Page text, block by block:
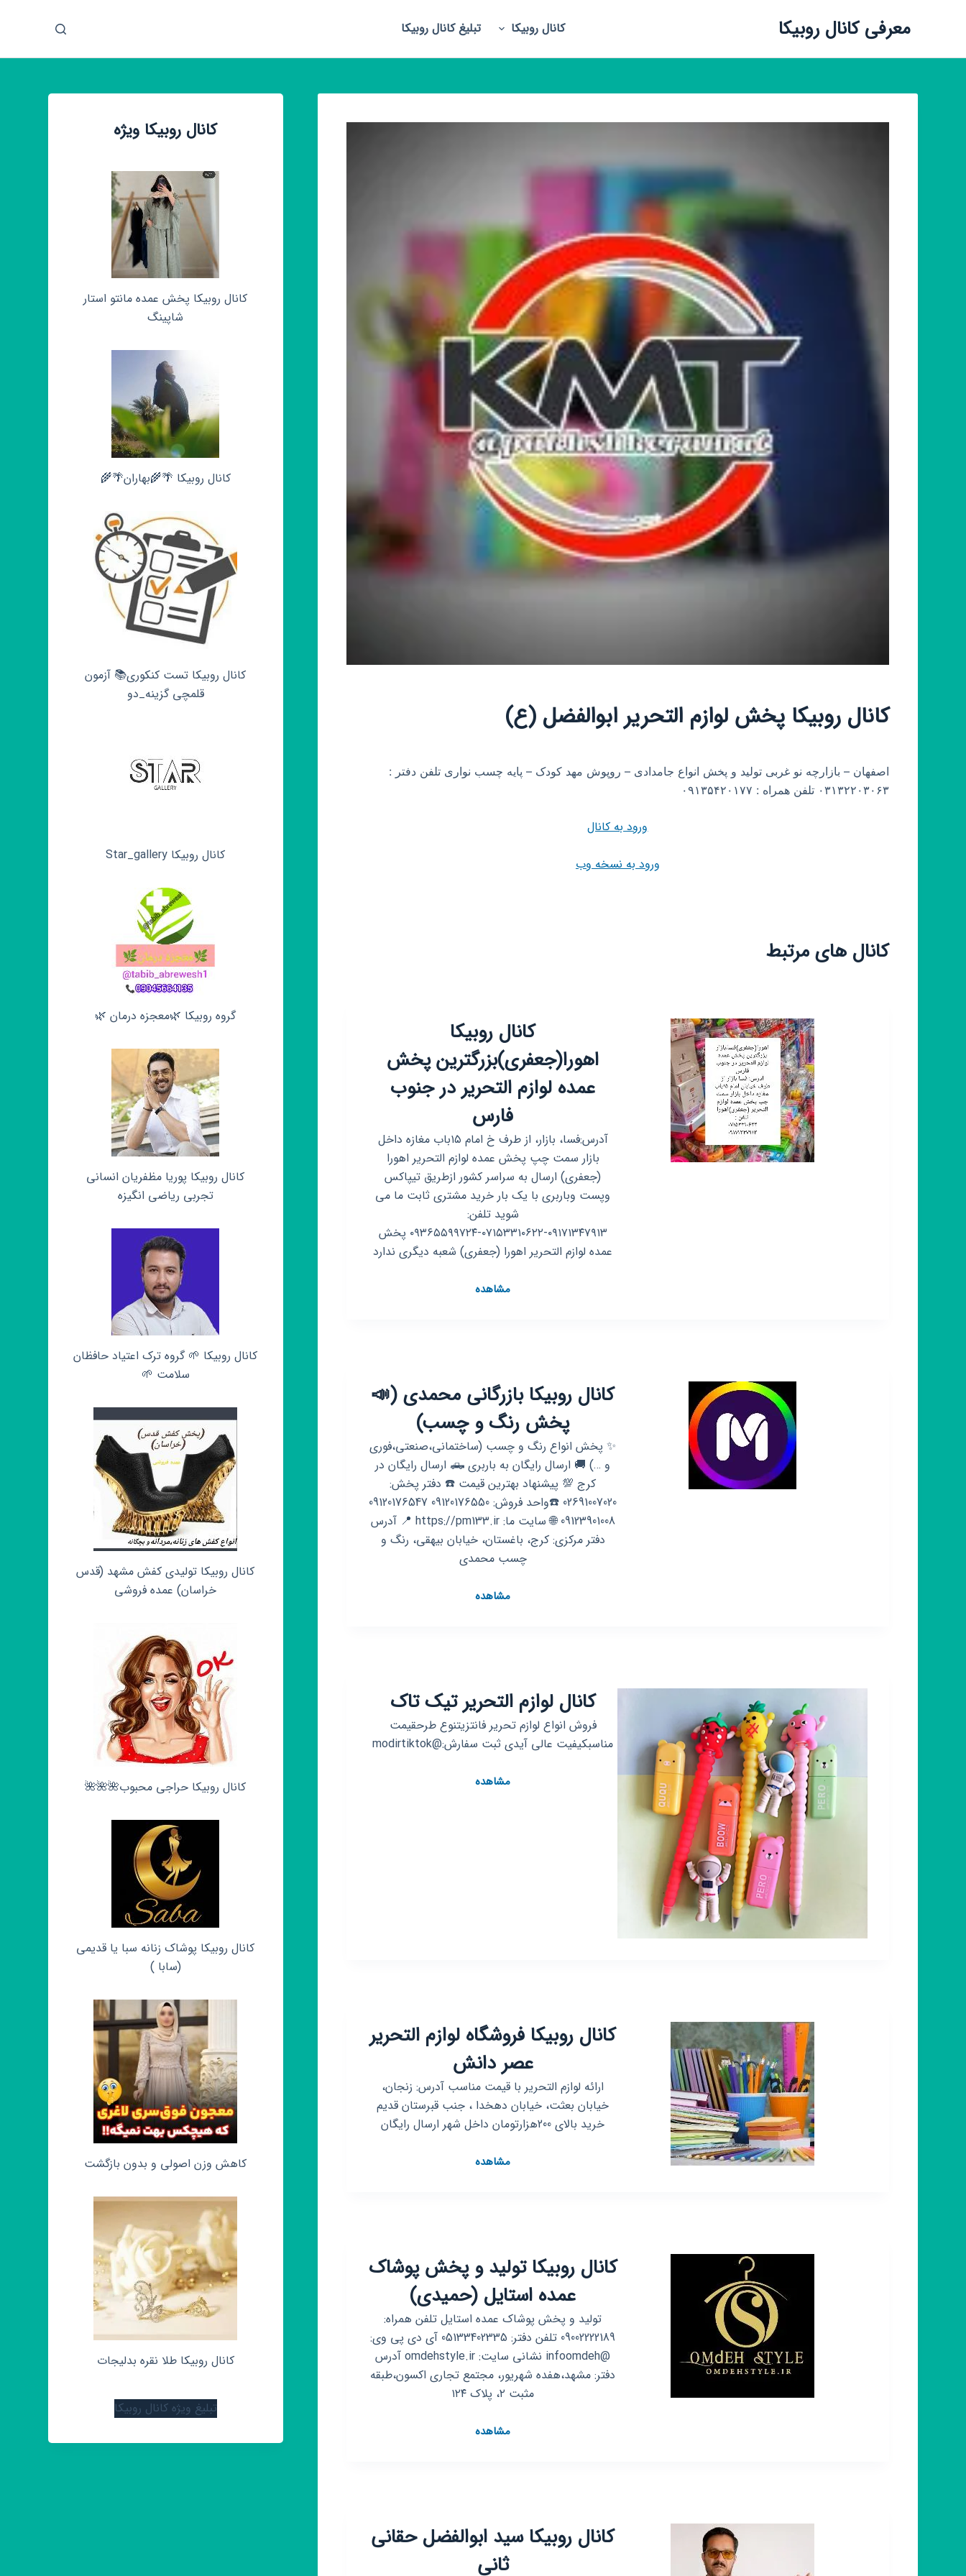
ش
معرفی کانال روبیکا کانال روبیکا تبلیغ کانال روبیکا
کانال روبیکا پخش لوازم التحریر ابوالفضل (ع)
اصفهان – بازارچه نو غربی تولید و پخش انواع جامدادی – روپوش مهد کودک – پایه چسب نواری تلفن دفتر :
۰۳۱۳۲۲۰۳۰۶۳ تلفن همراه : ۰۹۱۳۵۴۲۰۱۷۷
ورود به کانال
ورود به نسخه وب
کانال های مرتبط
کانال روبیکا
اهورا(جعفری)بزرگترین پخش
عمده لوازم التحریر در جنوب
فارس
آدرس:فسا، بازار، از طرف خ امام ۱۵باب مغازه داخل
بازار سمت چپ پخش عمده لوازم التحریر اهورا
(جعفری) ارسال به سراسر کشور ازطریق تیپاکس
وپست وباربری با یک بار خرید مشتری ثابت ما می
شوید تلفن:
۰۹۱۷۱۳۴۷۹۱۳-۰۷۱۵۳۳۱۰۶۲۲-۰۹۳۶۵۵۹۹۷۲۴ پخش
عمده لوازم التحریر اهورا (جعفری) شعبه دیگری ندارد
مشاهدهکانال
التحریر
در
جنوب
فارس
کانال روبیکا بازرگانی محمدی (📣
پخش رنگ و چسب)
✨ پخش انواع رنگ و چسب (ساختمانی،صنعتی،فوری
و …) 🚚 ارسال رایگان به باربری 🛻 ارسال رایگان در
کرج 💯 پیشنهاد بهترین قیمت ☎️ دفتر پخش:
02691007020 ☎️واحد فروش: 09120176550 09120176547
09123901008 🌐 سایت ما: https://pm133.ir 📍 آدرس
دفتر مرکزی: کرج، باغستان، خیابان بیهقی، رنگ و
چسب محمدی
مشاهدهکانال
رنگ
و
چسب)
کانال لوازم التحریر تیک تاک
فروش انواع لوازم تحریر فانتزیتنوع طرحقیمت
مناسبکیفیت عالی آیدی ثبت سفارش:@modirtiktok
مشاهدهکانال
کانال روبیکا فروشگاه لوازم التحریر
عصر دانش
ارائه لوازم التحریر با قیمت مناسب آدرس: زنجان،
خیابان بعثت، خیابان دهخدا ، جنب قبرستان قدیم
خرید بالای 200هزارتومان داخل شهر ارسال رایگان
مشاهدهکانال
دانش
کانال روبیکا تولید و پخش پوشاک
عمده استایل (حمیدی)
تولید و پخش پوشاک عمده استایل تلفن همراه:
09002222189 تلفن دفتر: 05133402335 آی دی پی وی:
@infoomdeh نشانی سایت: omdehstyle.ir آدرس
دفتر: مشهد،هفده شهریور، مجتمع تجاری اکسون،طبقه
مثبت ۲، پلاک ۱۲۴
مشاهدهکانال
عمده
استایل
کانال روبیکا سید ابوالفضل حقانی
ثانی
کانال روبیکا ویژه
کانال روبیکا پخش عمده مانتو استار
شاپینگ
کانال روبیکا 🌴🌾بهاران🌴🌾
کانال روبیکا تست کنکوری📚 آزمون
قلمچی‌‌ گزینه_دو
کانال روبیکا Star_gallery
گروه روبیکا 🌿معجزه درمان 🌿
کانال روبیکا پوریا مظفریان انسانی
تجربی ریاضی انگیزه
کانال روبیکا 🌱 گروه ترک اعتیاد حافظان
سلامت 🌱
کانال روبیکا تولیدی کفش مشهد (قدس
خراسان) عمده فروشی
کانال روبیکا حراجی محبوب🌺🌺🌺
کانال روبیکا پوشاک زنانه سبا یا قدیمی
(سابا )
کاهش وزن اصولی و بدون بازگشت
کانال روبیکا طلا نقره بدلیجات
تبلیغ ویژه کانال روبیکا